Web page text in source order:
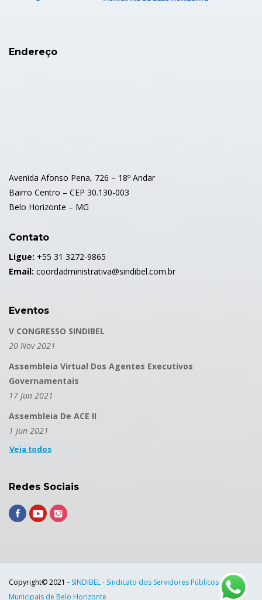
Endereço
Avenida Afonso Pena, 726 – 18º Andar
Bairro Centro – CEP 30.130-003
Belo Horizonte – MG
Contato
Ligue: +55 31 3272-9865
Email: coordadministrativa@sindibel.com.br
Eventos
V CONGRESSO SINDIBEL
20 Nov 2021
Assembleia Virtual Dos Agentes Executivos
Governamentais
17 Jun 2021
Assembleia De ACE II
1 Jun 2021
Veja todos
Redes Sociais
Copyright© 2021 - SINDIBEL - Sindicato dos Servidores Públicos
Municipais de Belo Horizonte